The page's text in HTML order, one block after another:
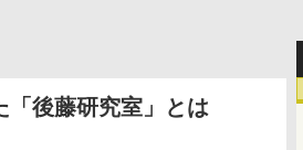
「後藤研究室」とは